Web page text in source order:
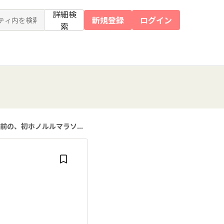
詳細検
索
新規登録 ログイン
の、初ホノルルマラソ...